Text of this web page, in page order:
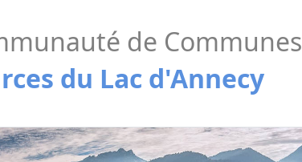
de Communes
du Lac d'Annecy